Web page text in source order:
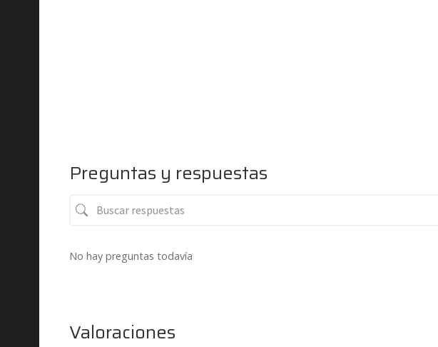
Preguntas y respuestas
No hay preguntas todavía
Valoraciones